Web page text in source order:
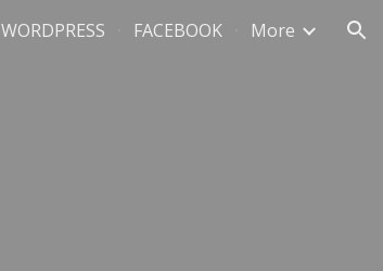
WORDPRESS FACEBOOK More